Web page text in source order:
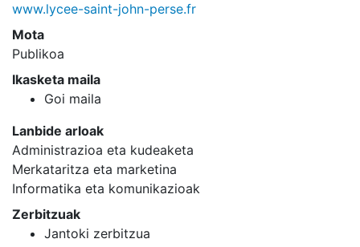
www.lycee-saint-john-perse.fr
Mota
Publikoa
Ikasketa maila
Goi maila
Lanbide arloak
Administrazioa eta kudeaketa
Merkataritza eta marketina
Informatika eta komunikazioak
Zerbitzuak
Jantoki zerbitzua